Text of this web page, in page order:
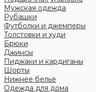
Мужская одежда
Рубашки
Футболки и джемперы
Толстовки и худи
Брюки
Джинсы
Пиджаки и кардиганы
Шорты
Нижнее белье
Одежда для дома